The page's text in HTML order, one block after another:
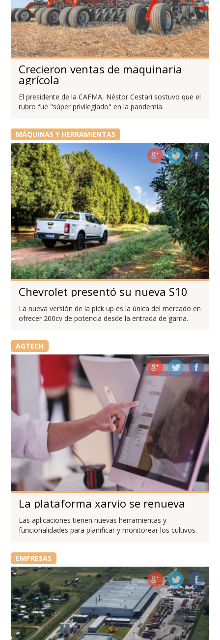
Crecieron ventas de maquinaria
agrícola
El presidente de la CAFMA, Néstor Cestari sostuvo que el
rubro fue "súper privilegiado" en la pandemia.
MÁQUINAS Y HERRAMIENTAS
Chevrolet presentó su nueva S10
La nueva versión de la pick up es la única del mercado en
ofrecer 200cv de potencia desde la entrada de gama.
AGTECH
La plataforma xarvio se renueva
Las aplicaciones tienen nuevas herramientas y
funcionalidades para planificar y monitorear los cultivos.
EMPRESAS